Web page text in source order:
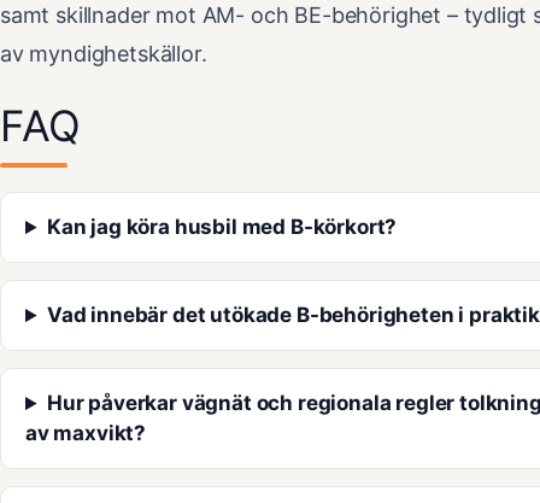
samt skillnader mot AM- och BE-behörighet – tydligt
av myndighetskällor.
FAQ
Kan jag köra husbil med B-körkort?
Vad innebär det utökade B-behörigheten i
Hur påverkar vägnät och regionala regler
av maxvikt?